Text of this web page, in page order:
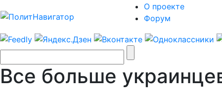
О проекте
Форум
Все больше